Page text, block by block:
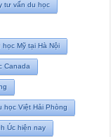
tư vấn du học
học Mỹ tại Hà Nội
Canada
học Việt Hải Phòng
Úc hiện nay